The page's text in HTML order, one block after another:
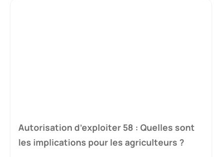
Autorisation d’exploiter 58 : Quelles sont
les implications pour les agriculteurs ?